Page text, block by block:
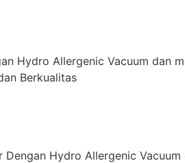
Hydro Allergenic Vacuum dan
Berkualitas
Dengan Hydro Allergenic